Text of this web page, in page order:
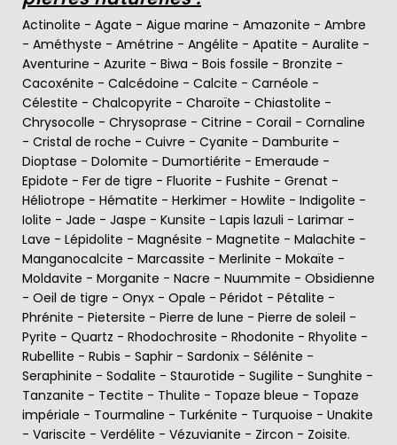
Actinolite - Agate - Aigue marine - Amazonite - Ambre
- Améthyste - Amétrine - Angélite - Apatite - Auralite -
Aventurine - Azurite - Biwa - Bois fossile - Bronzite -
Cacoxénite - Calcédoine - Calcite - Carnéole -
Célestite - Chalcopyrite - Charoïte - Chiastolite -
Chrysocolle - Chrysoprase - Citrine - Corail - Cornaline
- Cristal de roche - Cuivre - Cyanite - Damburite -
Dioptase - Dolomite - Dumortiérite - Emeraude -
Epidote - Fer de tigre - Fluorite - Fushite - Grenat -
Héliotrope - Hématite - Herkimer - Howlite - Indigolite -
Iolite - Jade - Jaspe - Kunsite - Lapis lazuli - Larimar -
Lave - Lépidolite - Magnésite - Magnetite - Malachite -
Manganocalcite - Marcassite - Merlinite - Mokaïte -
Moldavite - Morganite - Nacre - Nuummite - Obsidienne
- Oeil de tigre - Onyx - Opale - Péridot - Pétalite -
Phrénite - Pietersite - Pierre de lune - Pierre de soleil -
Pyrite - Quartz - Rhodochrosite - Rhodonite - Rhyolite -
Rubellite - Rubis - Saphir - Sardonix - Sélénite -
Seraphinite - Sodalite - Staurotide - Sugilite - Sunghite -
Tanzanite - Tectite - Thulite - Topaze bleue - Topaze
impériale - Tourmaline - Turkénite - Turquoise - Unakite
- Variscite - Verdélite - Vézuvianite - Zircon - Zoisite.